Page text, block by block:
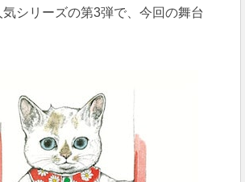
シリーズの第3弾で、今回の舞台